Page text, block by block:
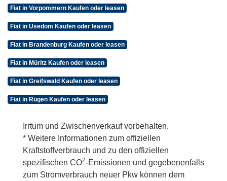
Fiat in Vorpommern Kaufen oder leasen
Fiat in Usedom Kaufen oder leasen
Fiat in Brandenburg Kaufen oder leasen
Fiat in Müritz Kaufen oder leasen
Fiat in Greifswald Kaufen oder leasen
Fiat in Rügen Kaufen oder leasen
Irrtum und Zwischenverkauf vorbehalten.
* Weitere Informationen zum offiziellen
Kraftstoffverbrauch und zu den offiziellen
spezifischen CO2-Emissionen und gegebenenfalls
zum Stromverbrauch neuer Pkw können dem